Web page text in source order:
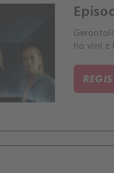
ho viní z